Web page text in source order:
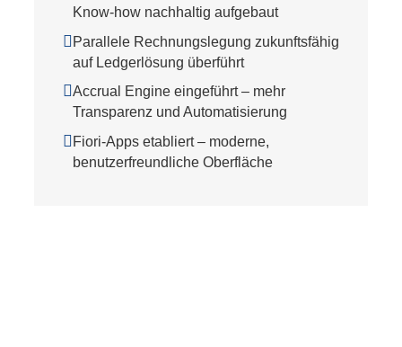
Know-how nachhaltig aufgebaut
Parallele Rechnungslegung zukunftsfähig
auf Ledgerlösung überführt
Accrual Engine eingeführt – mehr
Transparenz und Automatisierung
Fiori-Apps etabliert – moderne,
benutzerfreundliche Oberfläche